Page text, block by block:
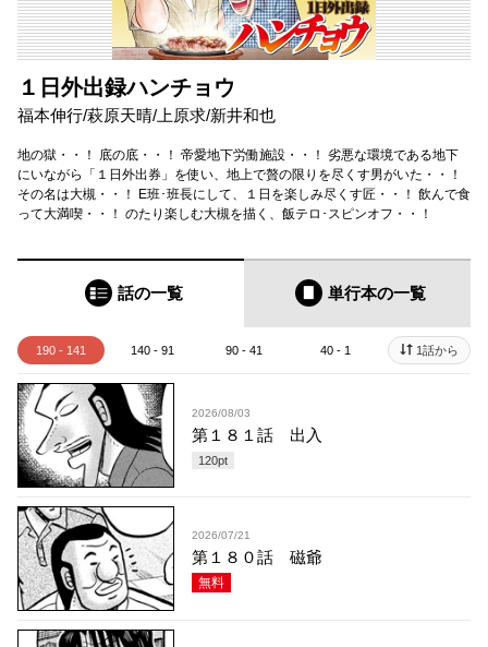
１日外出録ハンチョウ
福本伸行/萩原天晴/ 上原求/新井和也
地の獄・・！ 底の底・・！ 帝愛地下労働施設・・！ 劣悪な環境である地下
にいながら「１日外出券」を使い、地上で贅の限りを尽くす男がいた・・！
その名は大槻・・！ E班･班長にして、１日を楽しみ尽くす匠・・！ 飲んで食
って大満喫・・！ のたり楽しむ大槻を描く、飯テロ･スピンオフ・・！
話の一覧 単行本の一覧
190 - 141 140 - 91 90 - 41 40 - 1 1話から
2026/08/03
第１８１話 出入
120pt
2026/07/21
第１８０話 磁爺
無料